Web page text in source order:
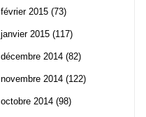
février 2015 (73)
janvier 2015 (117)
décembre 2014 (82)
novembre 2014 (122)
octobre 2014 (98)